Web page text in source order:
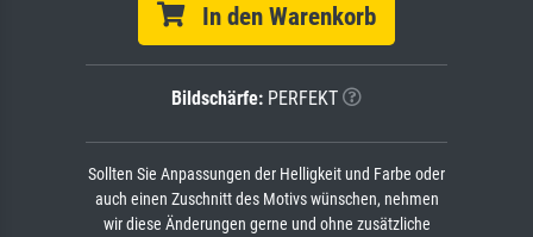
In den Warenkorb
Bildschärfe: PERFEKT
Sollten Sie Anpassungen der Helligkeit und Farbe oder
auch einen Zuschnitt des Motivs wünschen, nehmen
wir diese Änderungen gerne und ohne zusätzliche